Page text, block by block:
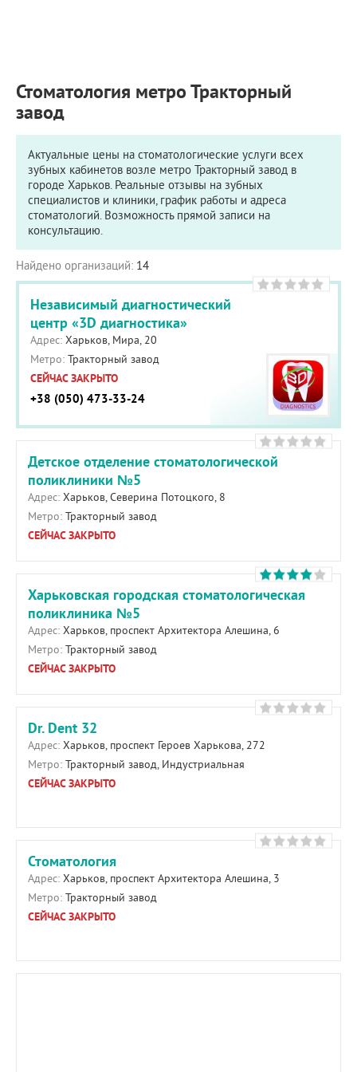
ОБРАТНАЯ СВЯЗЬ
Стоматология метро Тракторный
завод
Актуальные цены на стоматологические услуги всех
зубных кабинетов возле метро Тракторный завод в
городе Харьков. Реальные отзывы на зубных
специалистов и клиники, график работы и адреса
стоматологий. Возможность прямой записи на
консультацию.
Найдено организаций: 14
Независимый диагностический
центр «3D диагностика»
Адрес: Харьков, Мира, 20
Метро: Тракторный завод
СЕЙЧАС ЗАКРЫТО
+38 (050) 473-33-24
Детское отделение стоматологической
поликлиники №5
Адрес: Харьков, Северина Потоцкого, 8
Метро: Тракторный завод
СЕЙЧАС ЗАКРЫТО
Харьковская городская стоматологическая
поликлиника №5
Адрес: Харьков, проспект Архитектора Алешина, 6
Метро: Тракторный завод
СЕЙЧАС ЗАКРЫТО
Dr. Dent 32
Адрес: Харьков, проспект Героев Харькова, 272
Метро: Тракторный завод, Индустриальная
СЕЙЧАС ЗАКРЫТО
Стоматология
Адрес: Харьков, проспект Архитектора Алешина, 3
Метро: Тракторный завод
СЕЙЧАС ЗАКРЫТО